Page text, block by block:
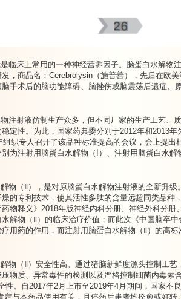
临床上常用的一种神经营养因子。脑蛋白水解物
，商品名：Cerebrolysin（施普善），先后在欧
手术后的脑功能障碍、脑挫伤或脑震荡后遗症、
注射液仿制生产众多，但不同厂家的生产工艺、
定性。为此，国家药典委分别于2012年和2013
组织专人召开了该品种标准提高的会议，会上提出
为注射用脑蛋白水解物（I）、注射用脑蛋白水解
物（Ⅱ），是对原脑蛋白水解物注射液的全新升
的专利技术，使其活性多肽的含量远超同类品种
物释义》2018年版神经内科分册、神经外科分
解物（Ⅱ）的临床治疗价值；而此次《中国脑卒
用药的作用，而注射用脑蛋白水解物（Ⅱ）的高
物（Ⅱ）安全性高。通过猪脑新鲜度源头控制工
物质、异常毒性的检测以及严格控制细菌内毒素
性。自2017年2月上市至2019年4月期间，国家不
定与本药品使用有关，且停药后患者均痊愈或好转